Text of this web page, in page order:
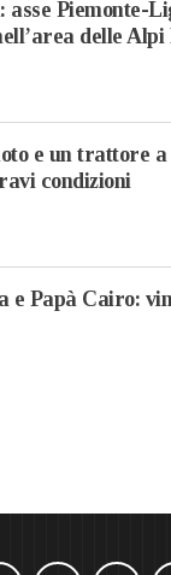
asse Piemonte-
delle
e un trattore
condizioni
e Papà Cairo: